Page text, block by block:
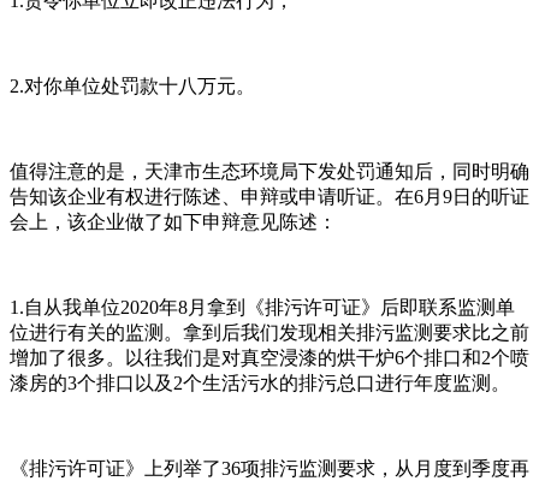
2.对你单位处罚款十八万元。
值得注意的是，天津市生态环境局下发处罚通知后，同时明确
告知该企业有权进行陈述、申辩或申请听证。在6月9日的听证
会上，该企业做了如下申辩意见陈述：
1.自从我单位2020年8月拿到《排污许可证》后即联系监测单
位进行有关的监测。拿到后我们发现相关排污监测要求比之前
增加了很多。以往我们是对真空浸漆的烘干炉6个排口和2个喷
漆房的3个排口以及2个生活污水的排污总口进行年度监测。
《排污许可证》上列举了36项排污监测要求，从月度到季度再